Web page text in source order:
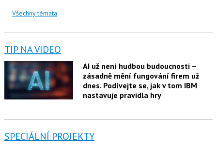
Všechny témata
TIP NA VIDEO
AI už není hudbou budoucnosti –
zásadně mění fungování firem už
dnes. Podívejte se, jak v tom IBM
nastavuje pravidla hry
SPECIÁLNÍ PROJEKTY